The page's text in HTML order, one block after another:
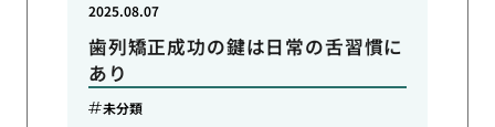
歯列矯正成功の鍵は日常の舌習慣に
あり
2025.08.07
未分類